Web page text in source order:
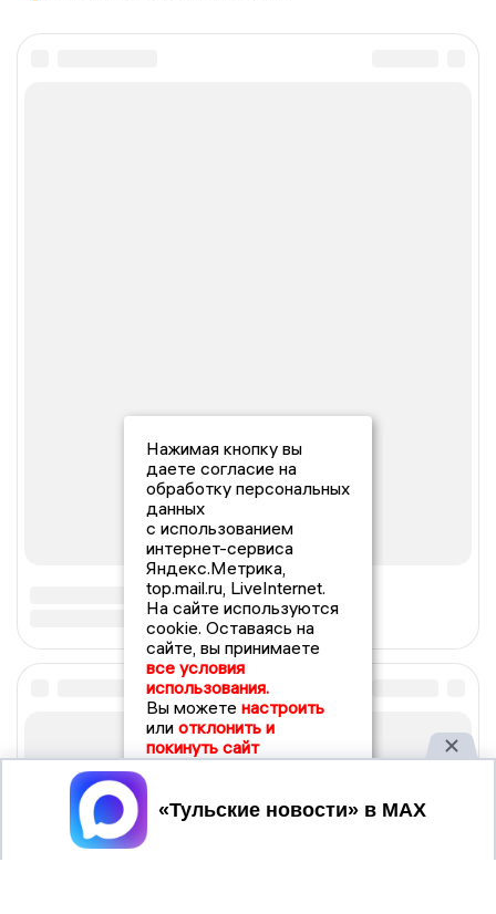
Нажимая кнопку вы
даете согласие на
обработку персональных
данных
с использованием
интернет-сервиса
Яндекс.Метрика,
top.mail.ru, LiveInternet.
На сайте используются
cookie. Оставаясь на
сайте, вы принимаете
все условия
использования.
Вы можете настроить
или отклонить и
покинуть сайт
Принять